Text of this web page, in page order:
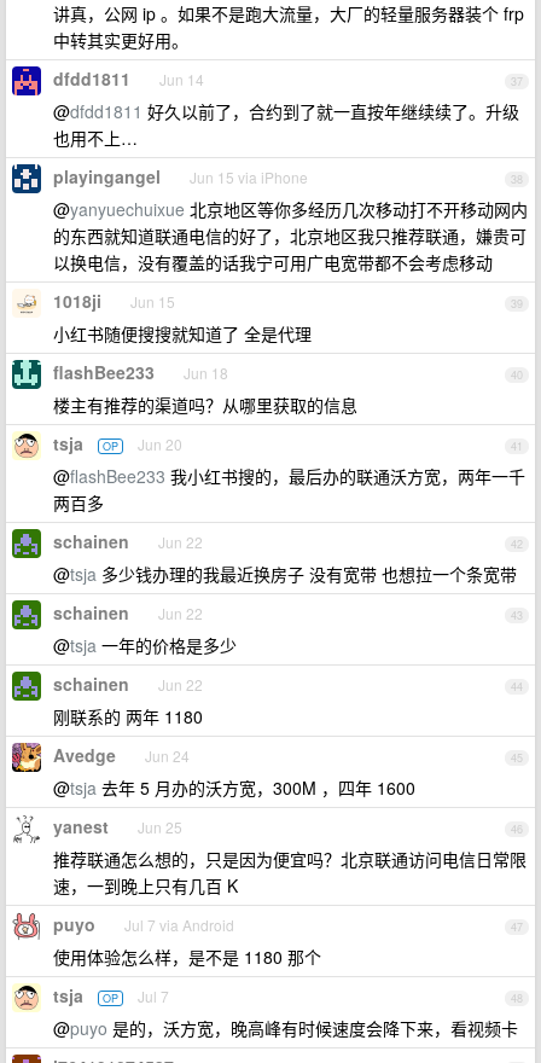
讲真，公网 ip 。如果不是跑大流量，大厂的轻量服务器装个 frp
中转其实更好用。
37
dfdd1811 Jun 14
@dfdd1811 好久以前了，合约到了就一直按年继续续了。升级
也用不上…
38
playingangel Jun 15 via iPhone
@yanyuechuixue 北京地区等你多经历几次移动打不开移动网内
的东西就知道联通电信的好了，北京地区我只推荐联通，嫌贵可
以换电信，没有覆盖的话我宁可用广电宽带都不会考虑移动
39
1018ji Jun 15
小红书随便搜搜就知道了 全是代理
40
flashBee233 Jun 18
楼主有推荐的渠道吗？从哪里获取的信息
41
tsja OP Jun 20
@flashBee233 我小红书搜的，最后办的联通沃方宽，两年一千
两百多
42
schainen Jun 22
@tsja 多少钱办理的我最近换房子 没有宽带 也想拉一个条宽带
43
schainen Jun 22
@tsja 一年的价格是多少
44
schainen Jun 22
刚联系的 两年 1180
45
Avedge Jun 24
@tsja 去年 5 月办的沃方宽，300M ，四年 1600
46
yanest Jun 25
推荐联通怎么想的，只是因为便宜吗？北京联通访问电信日常限
速，一到晚上只有几百 K
47
puyo Jul 7 via Android
使用体验怎么样，是不是 1180 那个
48
tsja OP Jul 7
@puyo 是的，沃方宽，晚高峰有时候速度会降下来，看视频卡